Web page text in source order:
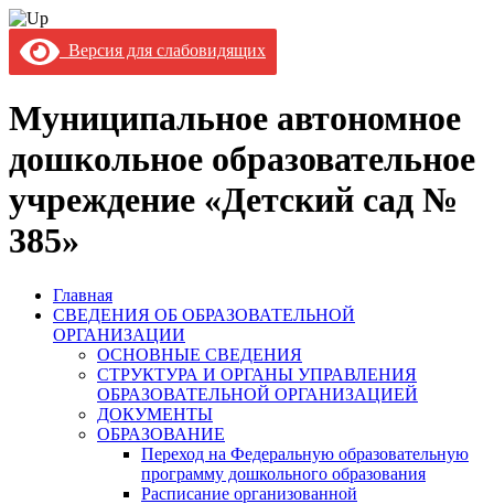
Версия для слабовидящих
Муниципальное автономное
дошкольное образовательное
учреждение «Детский сад №
385»
Главная
СВЕДЕНИЯ ОБ ОБРАЗОВАТЕЛЬНОЙ
ОРГАНИЗАЦИИ
ОСНОВНЫЕ СВЕДЕНИЯ
СТРУКТУРА И ОРГАНЫ УПРАВЛЕНИЯ
ОБРАЗОВАТЕЛЬНОЙ ОРГАНИЗАЦИЕЙ
ДОКУМЕНТЫ
ОБРАЗОВАНИЕ
Переход на Федеральную образовательную
программу дошкольного образования
Расписание организованной